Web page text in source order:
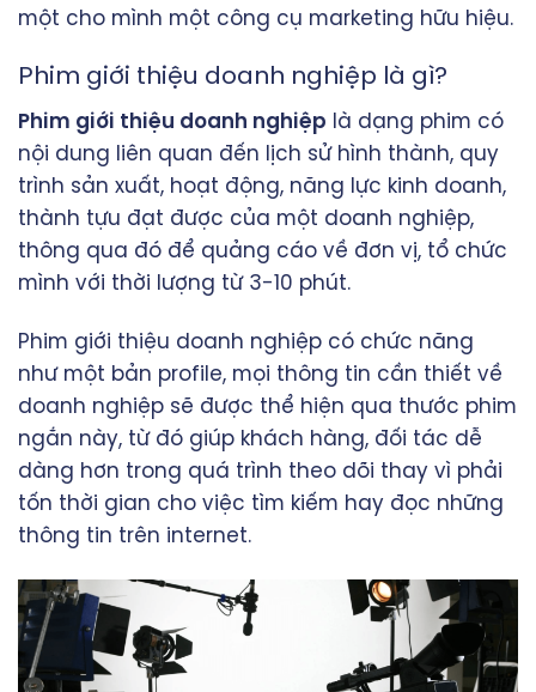
một cho mình một công cụ marketing hữu hiệu.
Phim giới thiệu doanh nghiệp là gì?
Phim giới thiệu doanh nghiệp là dạng phim có
nội dung liên quan đến lịch sử hình thành, quy
trình sản xuất, hoạt động, năng lực kinh doanh,
thành tựu đạt được của một doanh nghiệp,
thông qua đó để quảng cáo về đơn vị, tổ chức
mình với thời lượng từ 3-10 phút.
Phim giới thiệu doanh nghiệp có chức năng
như một bản profile, mọi thông tin cần thiết về
doanh nghiệp sẽ được thể hiện qua thước phim
ngắn này, từ đó giúp khách hàng, đối tác dễ
dàng hơn trong quá trình theo dõi thay vì phải
tốn thời gian cho việc tìm kiếm hay đọc những
thông tin trên internet.